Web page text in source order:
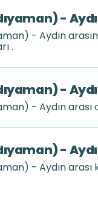
-
- Aydın
.
-
- Aydın
-
- Aydın